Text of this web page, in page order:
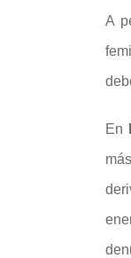
A
En